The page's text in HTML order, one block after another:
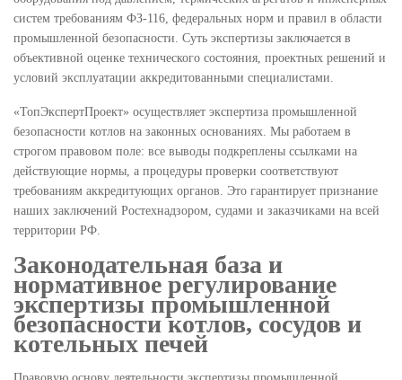
систем требованиям ФЗ-116, федеральных норм и правил в области
промышленной безопасности. Суть экспертизы заключается в
объективной оценке технического состояния, проектных решений и
условий эксплуатации аккредитованными специалистами.
«ТопЭкспертПроект» осуществляет экспертиза промышленной
безопасности котлов на законных основаниях. Мы работаем в
строгом правовом поле: все выводы подкреплены ссылками на
действующие нормы, а процедуры проверки соответствуют
требованиям аккредитующих органов. Это гарантирует признание
наших заключений Ростехнадзором, судами и заказчиками на всей
территории РФ.
Законодательная база и
нормативное регулирование
экспертизы промышленной
безопасности котлов, сосудов и
котельных печей